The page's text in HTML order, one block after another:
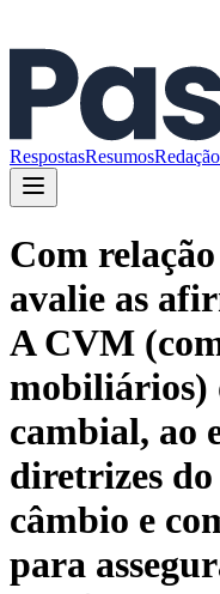
RespostasResumosRedação
Com
avalie as
A CVM
mobiliários)
cambial, ao
diretrizes
câmbio e
para